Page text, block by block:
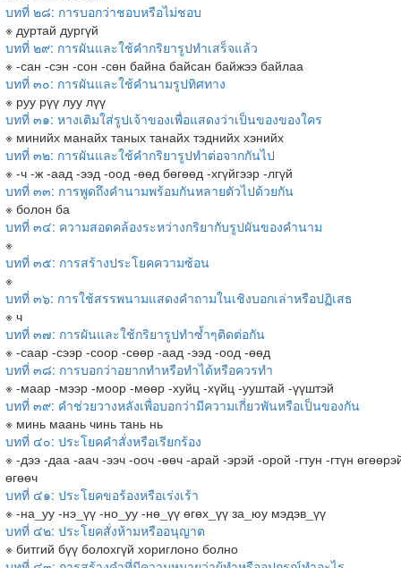
บทที่ ๒๘: การบอกว่าชอบหรือไม่ชอบ
※ дуртай дургүй
บทที่ ๒๙: การผันและใช้คำกริยารูปทำเสร็จแล้ว
※ -сан -сэн -сон -сөн байна байсан байжээ байлаа
บทที่ ๓๐: การผันและใช้คำนามรูปทิศทาง
※ руу рүү луу лүү
บทที่ ๓๑: หางเติมใส่รูปเจ้าของเพื่อแสดงว่าเป็นของของใคร
※ минийх манайх таных танайх тэднийх хэнийх
บทที่ ๓๒: การผันและใช้คำกริยารูปทำต่อจากกันไป
※ -ч -ж -аад -ээд -оод -өөд бөгөөд -хгүйгээр -лгүй
บทที่ ๓๓: การพูดถึงคำนามพร้อมกันหลายตัวไปด้วยกัน
※ болон ба
บทที่ ๓๔: ความสอดคล้องระหว่างกริยากับรูปผันของคำนาม
※
บทที่ ๓๕: การสร้างประโยคความซ้อน
※
บทที่ ๓๖: การใช้สรรพนามแสดงคำถามในเชิงบอกเล่าหรือปฏิเสธ
※ ч
บทที่ ๓๗: การผันและใช้กริยารูปทำซ้ำๆติดต่อกัน
※ -саар -сээр -соор -сөөр -аад -ээд -оод -өөд
บทที่ ๓๘: การบอกว่าอยากทำหรือทำได้หรือควรทำ
※ -маар -мээр -моор -мөөр -хуйц -хүйц -ууштай -үүштэй
บทที่ ๓๙: คำช่วยวางหลังเพื่อบอกว่ามีความเกี่ยวพันหรือเป็นของกัน
※ минь маань чинь тань нь
บทที่ ๔๐: ประโยคคำสั่งหรือเรียกร้อง
※ -дээ -даа -аач -ээч -ооч -өөч -арай -эрэй -орой -гтун -гтүн
өгөөч
บทที่ ๔๑: ประโยคขอร้องหรือเร่งเร้า
※ -на_уу -нэ_үү -но_уу -нө_үү өгөх_үү за_юу мэдэв_үү
บทที่ ๔๒: ประโยคสั่งห้ามหรืออนุญาต
※ битгий бүү болохгүй хориглоно болно